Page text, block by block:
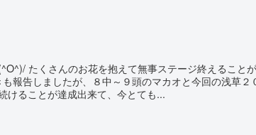
たくさんのお花を抱えて無事ステージ終えること
報告しましたが、８中～９頭のマカオと今回の浅草２
けることが達成出来て、今とても...